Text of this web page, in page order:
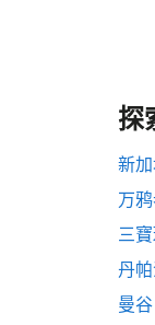
探
新
万
三
丹
曼谷